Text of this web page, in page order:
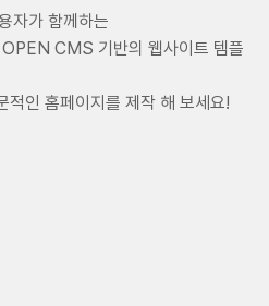
자가 함께하는
OPEN CMS 기반의 웹사이트 템플
적인 홈페이지를 제작 해 보세요!